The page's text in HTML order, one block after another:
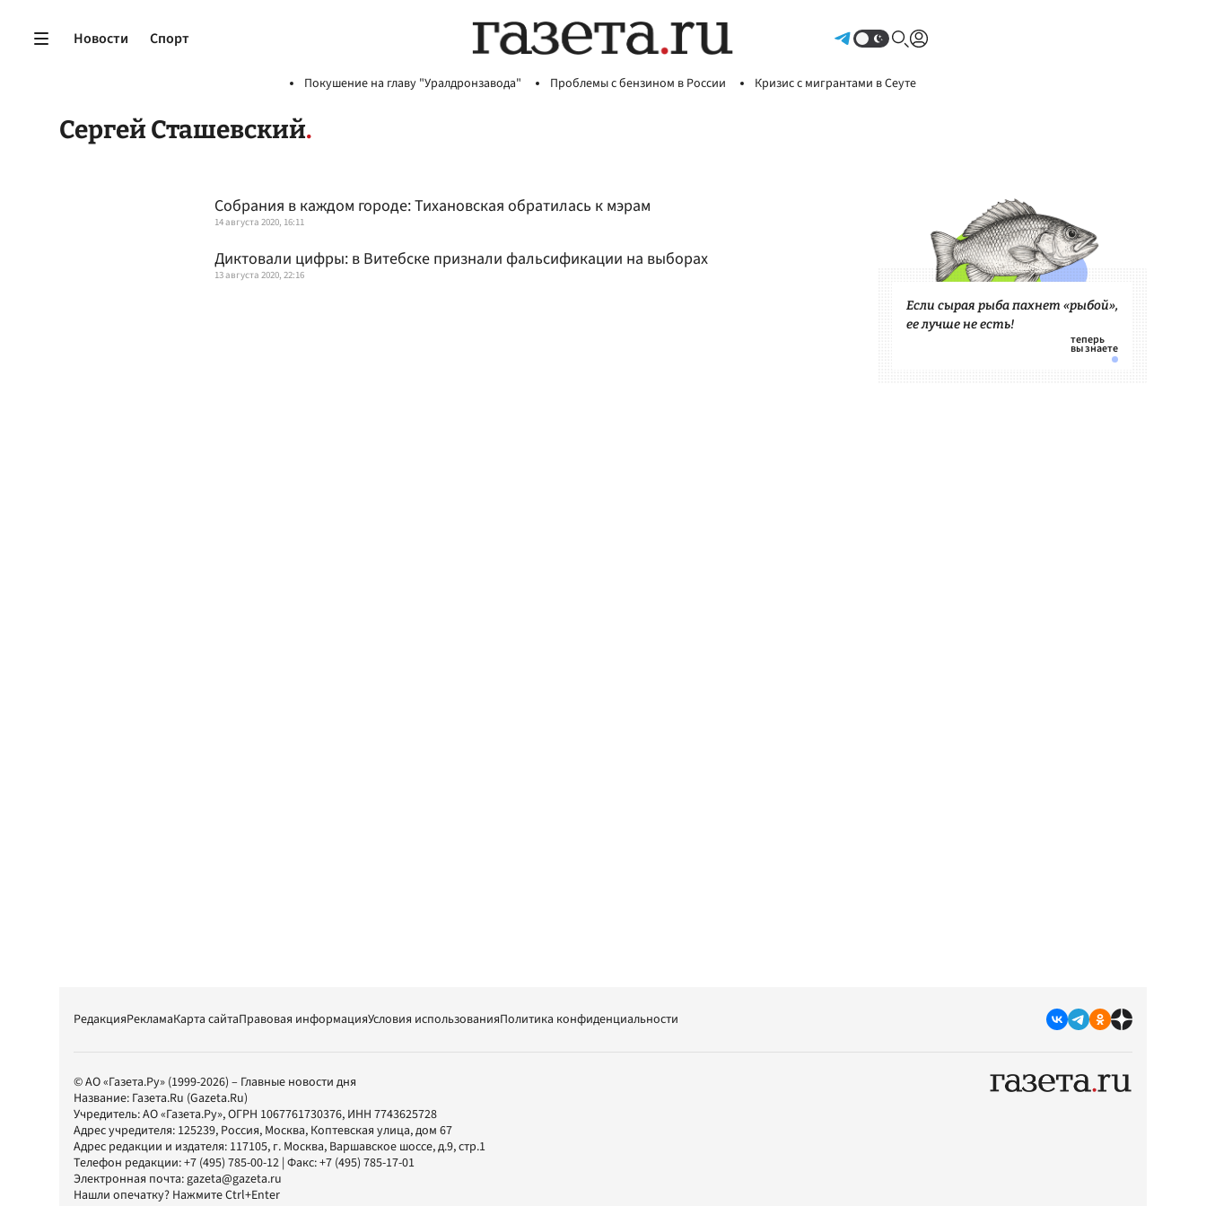
Новости Спорт
Покушение на главу "Уралдронзавода" Проблемы с бензином в России Кризис с мигрантами в Сеуте
Сергей Сташевский
Собрания в каждом городе: Тихановская обратилась к мэрам
14 августа 2020, 16:11
Диктовали цифры: в Витебске признали фальсификации на выборах
13 августа 2020, 22:16
Если сырая рыба пахнет «рыбой»,
ее лучше не есть!
РедакцияРекламаКарта сайтаПравовая информацияУсловия использованияПолитика конфиденциальности
© АО «Газета.Ру» (1999-2026) – Главные новости дня
Название: Газета.Ru (Gazeta.Ru)
Учредитель:АО «Газета.Ру», ОГРН 1067761730376, ИНН 7743625728
Адрес учредителя: 125239, Россия, Москва, Коптевская улица, дом 67
Адрес редакции и издателя: 117105, г. Москва, Варшавское шоссе, д.9, стр.1
Телефон редакции:+7 (495) 785-00-12 | Факс:+7 (495) 785-17-01
Электронная почта:gazeta@gazeta.ru
Нашли опечатку? Нажмите Ctrl+Enter